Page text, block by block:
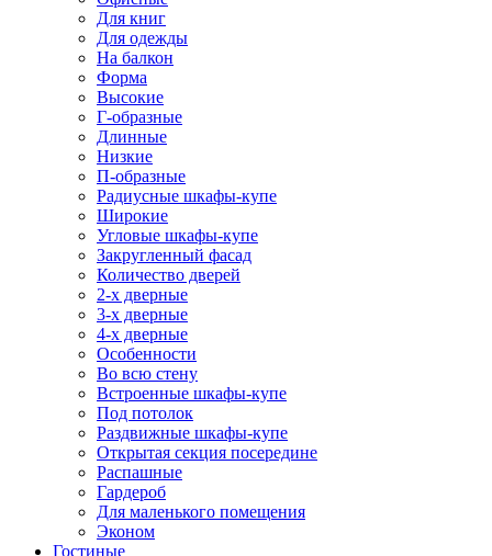
Для книг
Для одежды
На балкон
Форма
Высокие
Г-образные
Длинные
Низкие
П-образные
Радиусные шкафы-купе
Широкие
Угловые шкафы-купе
Закругленный фасад
Количество дверей
2-х дверные
3-х дверные
4-х дверные
Особенности
Во всю стену
Встроенные шкафы-купе
Под потолок
Раздвижные шкафы-купе
Открытая секция посередине
Распашные
Гардероб
Для маленького помещения
Эконом
Гостиные